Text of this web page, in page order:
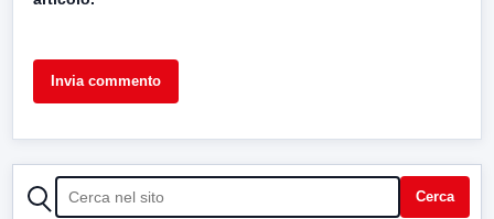
CERCA Cerca